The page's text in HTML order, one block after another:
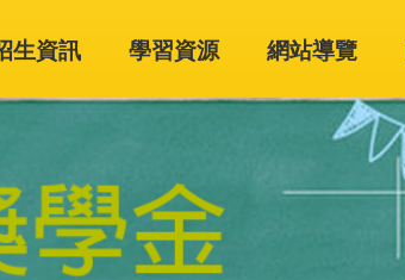
生資訊 學習資源 網站導覽